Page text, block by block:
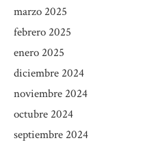
marzo 2025
febrero 2025
enero 2025
diciembre 2024
noviembre 2024
octubre 2024
septiembre 2024